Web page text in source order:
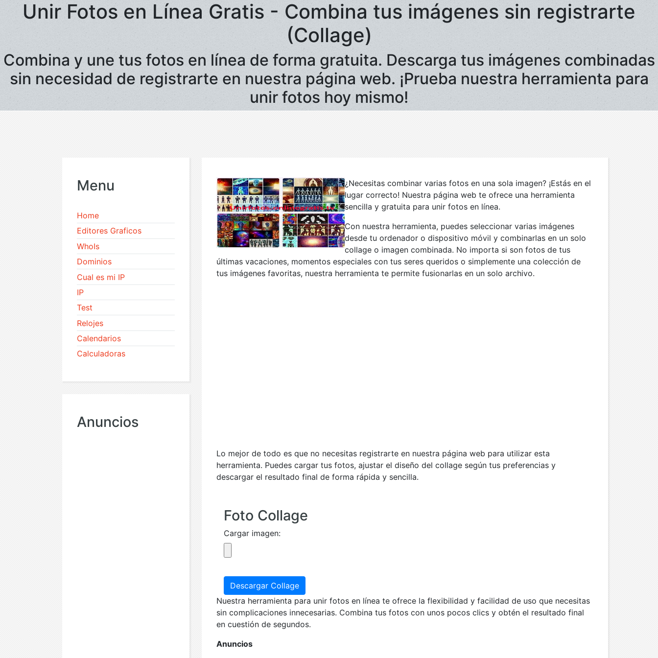
Unir Fotos en Línea Gratis - Combina tus imágenes sin registrarte
(Collage)
Combina y une tus fotos en línea de forma gratuita. Descarga tus imágenes combinadas
sin necesidad de registrarte en nuestra página web. ¡Prueba nuestra herramienta para
unir fotos hoy mismo!
Menu
Home
Editores Graficos
WhoIs
Dominios
Cual es mi IP
IP
Test
Relojes
Calendarios
Calculadoras
Anuncios
¿Necesitas combinar varias fotos en una sola imagen? ¡Estás en el
lugar correcto! Nuestra página web te ofrece una herramienta
sencilla y gratuita para unir fotos en línea.
Con nuestra herramienta, puedes seleccionar varias imágenes
desde tu ordenador o dispositivo móvil y combinarlas en un solo
collage o imagen combinada. No importa si son fotos de tus
últimas vacaciones, momentos especiales con tus seres queridos o simplemente una colección de
tus imágenes favoritas, nuestra herramienta te permite fusionarlas en un solo archivo.
Lo mejor de todo es que no necesitas registrarte en nuestra página web para utilizar esta
herramienta. Puedes cargar tus fotos, ajustar el diseño del collage según tus preferencias y
descargar el resultado final de forma rápida y sencilla.
Foto Collage
Cargar imagen:
Descargar Collage
Nuestra herramienta para unir fotos en línea te ofrece la flexibilidad y facilidad de uso que necesitas
sin complicaciones innecesarias. Combina tus fotos con unos pocos clics y obtén el resultado final
en cuestión de segundos.
Anuncios